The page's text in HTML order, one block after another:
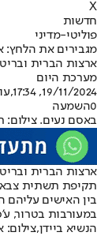
X
חדשות
פוליטי-מדיני
מגבירים את הלחץ:
ארצות הברית
מערכת היום
19/11/2024, 17:34
0השמעה
באסם נעים. צילום:
ארצות הברית
תקיפת תשתית
בין האישים
במעורבות בטרור,
הנשיא ביידן,צילום: